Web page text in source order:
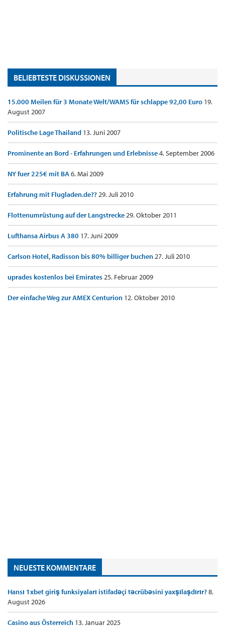
BELIEBTESTE DISKUSSIONEN
15.000 Meilen für 3 Monate Welt/WAMS für schlappe 92,00 Euro 19.
August 2007
Politische Lage Thailand 13. Juni 2007
Prominente an Bord - Erfahrungen und Erlebnisse4. September 2006
NY fuer 225€ mit BA6. Mai 2009
Erfahrung mit Flugladen.de??29. Juli 2010
Flottenumrüstung auf der Langstrecke29. Oktober 2011
Lufthansa Airbus A 380 17. Juni 2009
Carlson Hotel, Radisson bis 80% billiger buchen27. Juli 2010
uprades kostenlos bei Emirates25. Februar 2009
Der einfache Weg zur AMEX Centurion 12. Oktober 2010
NEUESTE KOMMENTARE
Hansı 1xbet giriş funksiyaları istifadəçi təcrübəsini yaxşılaşdırır?8.
August 2026
Casino aus Österreich 13. Januar 2025